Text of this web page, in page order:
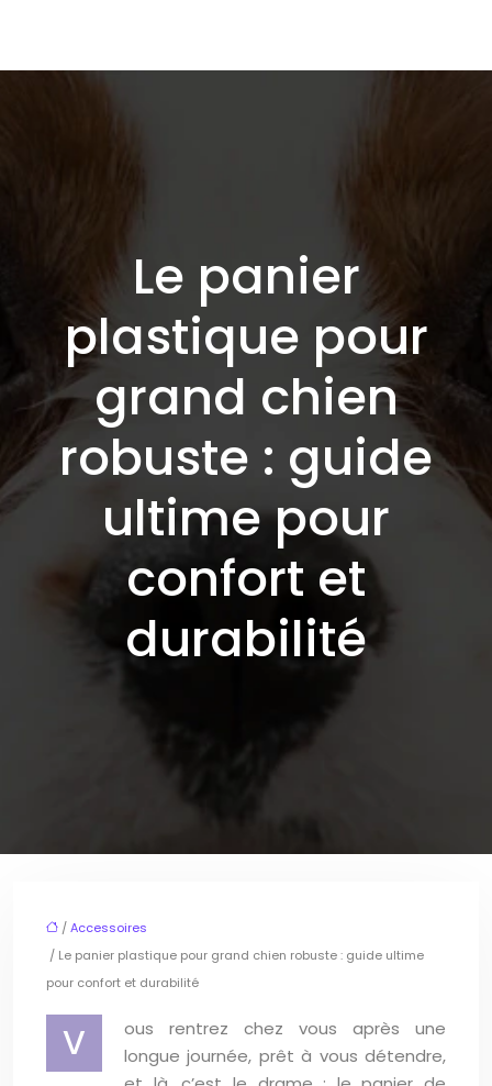
Le panier
plastique pour
grand chien
robuste : guide
ultime pour
confort et
durabilité
/Accessoires
/ Le panier plastique pour grand chien robuste : guide ultime
pour confort et durabilité
V
ous rentrez chez vous après une
longue journée, prêt à vous détendre,